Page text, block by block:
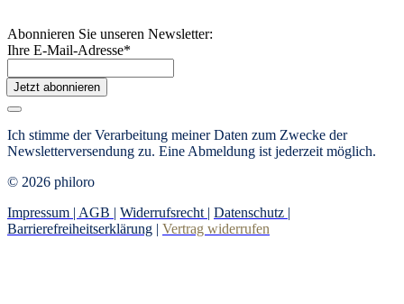
Abonnieren Sie unseren Newsletter:
Ihre E-Mail-Adresse*
Jetzt abonnieren
Ich stimme der Verarbeitung meiner Daten zum Zwecke der
Newsletterversendung zu. Eine Abmeldung ist jederzeit möglich.
© 2026 philoro
Impressum | AGB | Widerrufsrecht | Datenschutz |
Barrierefreiheitserklärung | Vertrag widerrufen